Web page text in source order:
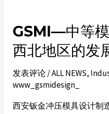
GSMI—中等
西北地区的发
发表评论 /ALL NEWS,
www_gsmidesign_
西安钣金冲压模具设计制